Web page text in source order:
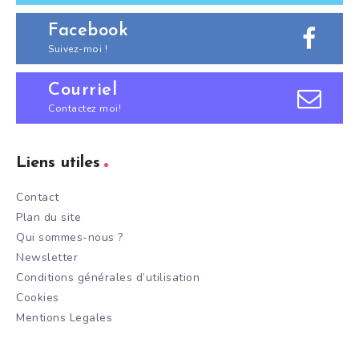
Facebook
Suivez-moi !
Courriel
Contactez moi!
Liens utiles
Contact
Plan du site
Qui sommes-nous ?
Newsletter
Conditions générales d’utilisation
Cookies
Mentions Legales